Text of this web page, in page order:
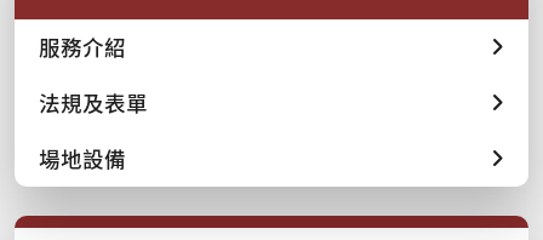
服務介紹
法規及表單
場地設備